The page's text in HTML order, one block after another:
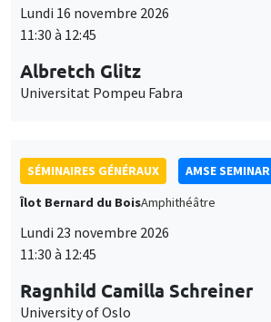
Lundi 16 novembre 2026
11:30 à 12:45
Albretch Glitz
Universitat Pompeu Fabra
SÉMINAIRES GÉNÉRAUX
AMSE SEMINAR
Îlot Bernard du BoisAmphithéâtre
Lundi 23 novembre 2026
11:30 à 12:45
Ragnhild Camilla Schreiner
University of Oslo